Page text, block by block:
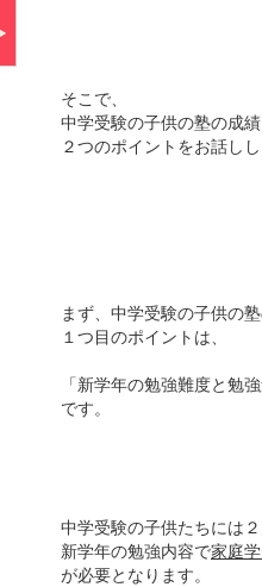
そこで、
中学受験の子供の塾の成
２つのポイントをお話しし
まず、中学受験の子供の
１つ目のポイントは、
「新学年の勉強難度と勉
です。
中学受験の子供たちには
新学年の勉強内容で家庭
が必要となります。